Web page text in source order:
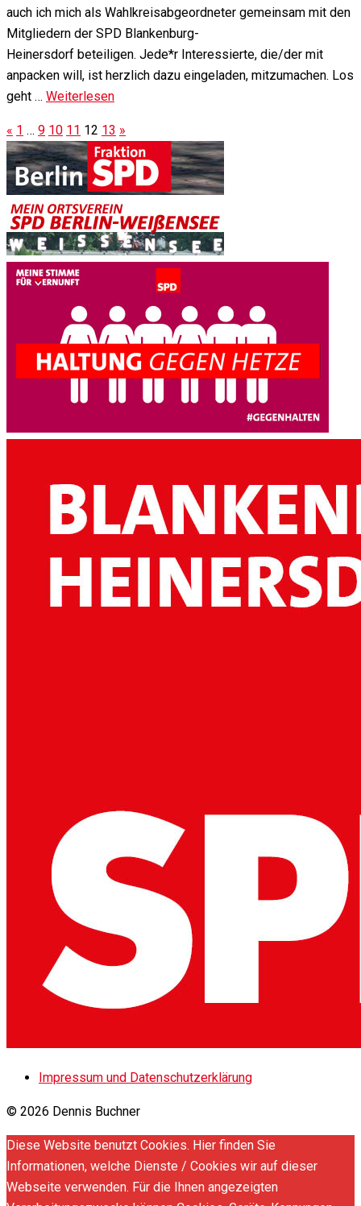
auch ich mich als Wahlkreisabgeordneter gemeinsam mit den
Mitgliedern der SPD Blankenburg-
Heinersdorf beteiligen. Jede*r Interessierte, die/der mit
anpacken will, ist herzlich dazu eingeladen, mitzumachen. Los
geht … Weiterlesen
« 1 … 9 10 11 12 13 »
Impressum und Datenschutzerklärung
© 2026 Dennis Buchner
Diese Website benutzt Cookies. Hier finden Sie
Informationen, welche Dienste / Cookies wir auf dieser
Webseite verwenden. Für die Ihnen angezeigten